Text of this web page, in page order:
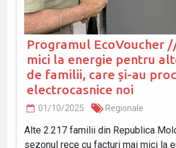
Programul EcoVoucher
mici la energie pentru
de familii, care și-au
electrocasnice noi
01/10/2025 Regionale
Alte 2.217 familii din Republica
sezonul rece cu facturi mai mici la